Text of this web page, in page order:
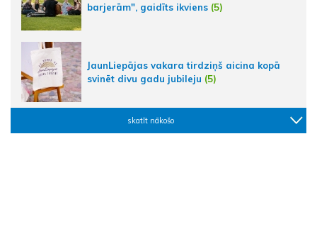
barjerām", gaidīts ikviens (5)
JaunLiepājas vakara tirdziņš aicina kopā
svinēt divu gadu jubileju (5)
skatīt nākošo